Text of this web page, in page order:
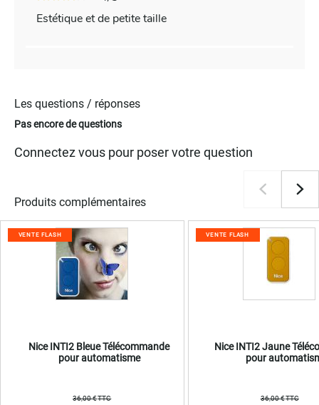
Estétique et de petite taille
Les questions / réponses
Pas encore de questions
Connectez vous pour poser votre question
Produits complémentaires
VENTE FLASH
Nice INTI2 Bleue Télécommande
pour automatisme
36,00 €
VENTE FLASH
Nice INTI2 Jaune
pour
36,00 €